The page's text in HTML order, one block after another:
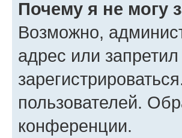
Почему я не могу
Возможно,
адрес или
пользователей.
конференции.